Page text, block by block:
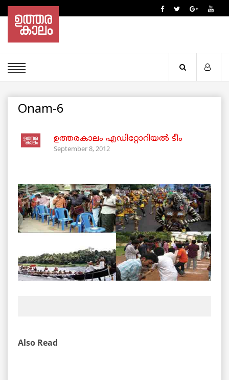
Onam-6
ഉത്തരകാലം എഡിറ്റോറിയല്‍ ടീം
September 8, 2012
Also Read